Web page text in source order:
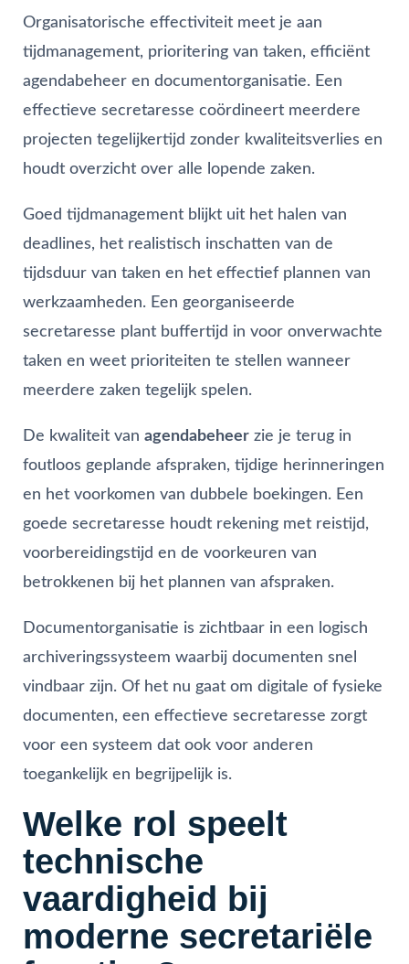
Organisatorische effectiviteit meet je aan
tijdmanagement, prioritering van taken, efficiënt
agendabeheer en documentorganisatie. Een
effectieve secretaresse coördineert meerdere
projecten tegelijkertijd zonder kwaliteitsverlies en
houdt overzicht over alle lopende zaken.
Goed tijdmanagement blijkt uit het halen van
deadlines, het realistisch inschatten van de
tijdsduur van taken en het effectief plannen van
werkzaamheden. Een georganiseerde
secretaresse plant buffertijd in voor onverwachte
taken en weet prioriteiten te stellen wanneer
meerdere zaken tegelijk spelen.
De kwaliteit van agendabeheer zie je terug in
foutloos geplande afspraken, tijdige herinneringen
en het voorkomen van dubbele boekingen. Een
goede secretaresse houdt rekening met reistijd,
voorbereidingstijd en de voorkeuren van
betrokkenen bij het plannen van afspraken.
Documentorganisatie is zichtbaar in een logisch
archiveringssysteem waarbij documenten snel
vindbaar zijn. Of het nu gaat om digitale of fysieke
documenten, een effectieve secretaresse zorgt
voor een systeem dat ook voor anderen
toegankelijk en begrijpelijk is.
Welke rol speelt
technische
vaardigheid bij
moderne secretariële